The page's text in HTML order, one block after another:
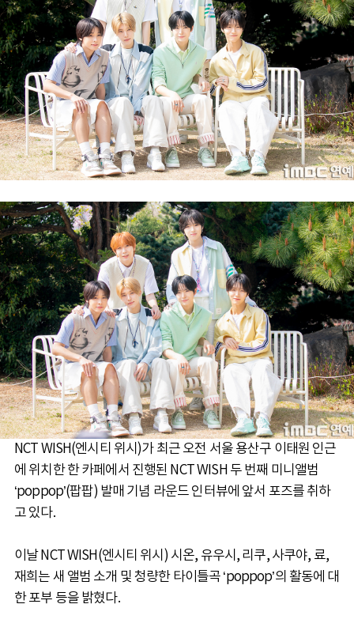
NCT WISH(엔시티 위시)가 최근 오전 서울 용산구 이태원 인근
에 위치한 한 카페에서 진행된 NCT WISH 두 번째 미니앨범
‘poppop’(팝팝) 발매 기념 라운드 인터뷰에 앞서 포즈를 취하
고 있다.
이날 NCT WISH(엔시티 위시) 시온, 유우시, 리쿠, 사쿠야, 료,
재희는 새 앨범 소개 및 청량한 타이틀곡 ‘poppop’의 활동에 대
한 포부 등을 밝혔다.